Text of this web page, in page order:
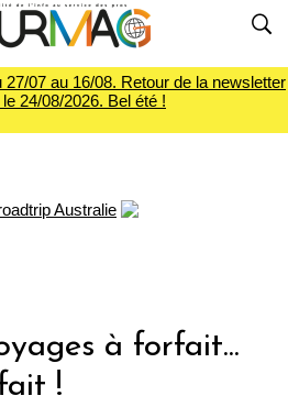
07 au 16/08. Retour de la newsletter
24/08/2026. Bel été !
à forfait...
!